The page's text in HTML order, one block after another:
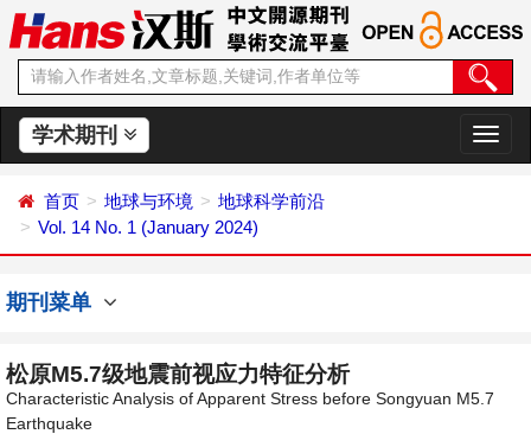
学术期刊
切
换
首页 地球与环境
地球科学前沿
Vol. 14 No. 1 (January 2024)
期刊菜单
松原M5.7级地震前视应力特征分析
Characteristic Analysis of Apparent Stress before Songyuan M5.7
Earthquake